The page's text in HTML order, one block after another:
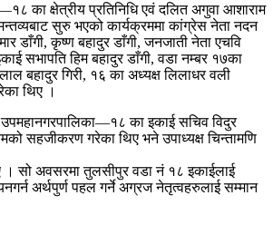
का क्षेत्रीय प्रतिनिधि एवं दलित अगुवा आशाराम
सुरु भएको कार्यक्रममा कांग्रेस नेता नदन
डाँगी, कृष्ण बहादुर डाँगी, जनजाती नेता एचवि
सभापति हिम बहादुर डाँगी, वडा नम्बर १७का
बहादुर गिरी, १६ का अध्यक्ष लिलाधर वली
थिए ।
का इकाई सचिव विदुर
सहजीकरण गरेका थिए भने उपाध्यक्ष चिन्तामणि
। सो अवसरमा तुलसीपुर वडा नं १८ इकाईलाई
अर्थपुर्ण पहल गर्ने अग्रज नेतृत्वहरुलाई सम्मान